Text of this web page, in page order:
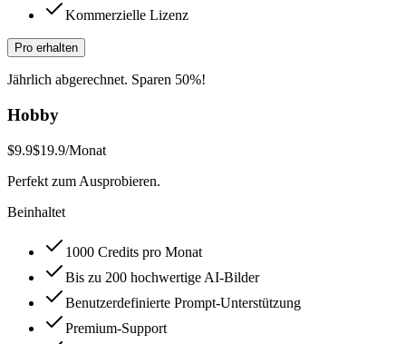
Kommerzielle Lizenz
Pro erhalten
Jährlich abgerechnet. Sparen 50%!
Hobby
$9.9$19.9/Monat
Perfekt zum Ausprobieren.
Beinhaltet
1000 Credits pro Monat
Bis zu 200 hochwertige AI-Bilder
Benutzerdefinierte Prompt-Unterstützung
Premium-Support